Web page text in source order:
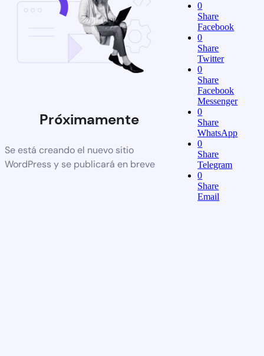
Próximamente
Se está creando el nuevo sitio
WordPress y se publicará en breve
0
Share
Facebook
0
Share
Twitter
0
Share
Facebook
Messenger
0
Share
WhatsApp
0
Share
Telegram
0
Share
Email